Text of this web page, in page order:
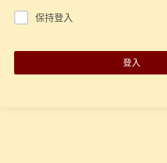
保持登入
登入